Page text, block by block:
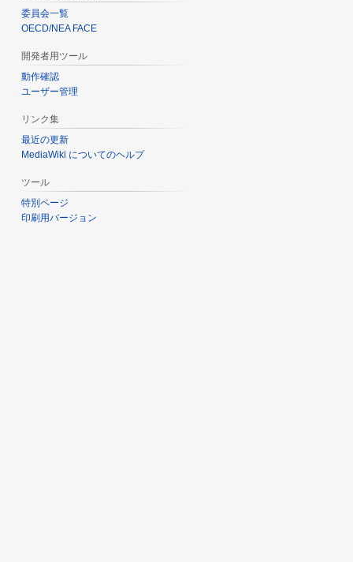
委員会一覧
OECD/NEA FACE
開発者用ツール
動作確認
ユーザー管理
リンク集
最近の更新
MediaWiki についてのヘルプ
ツール
特別ページ
印刷用バージョン